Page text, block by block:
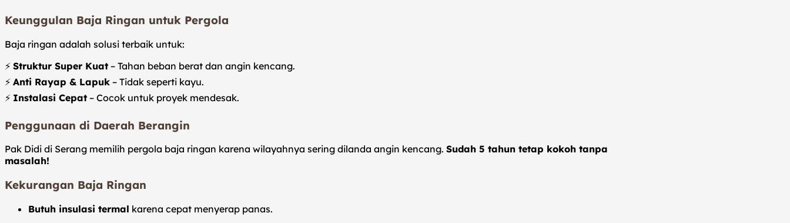
Keunggulan Baja Ringan untuk Pergola
Baja ringan adalah solusi terbaik untuk:
⚡ Struktur Super Kuat – Tahan beban berat dan angin kencang.
⚡ Anti Rayap & Lapuk – Tidak seperti kayu.
⚡ Instalasi Cepat – Cocok untuk proyek mendesak.
Penggunaan di Daerah Berangin
Pak Didi di Serang memilih pergola baja ringan karena wilayahnya sering dilanda angin kencang. Sudah 5 tahun tetap kokoh tanpa
masalah!
Kekurangan Baja Ringan
Butuh insulasi termal karena cepat menyerap panas.